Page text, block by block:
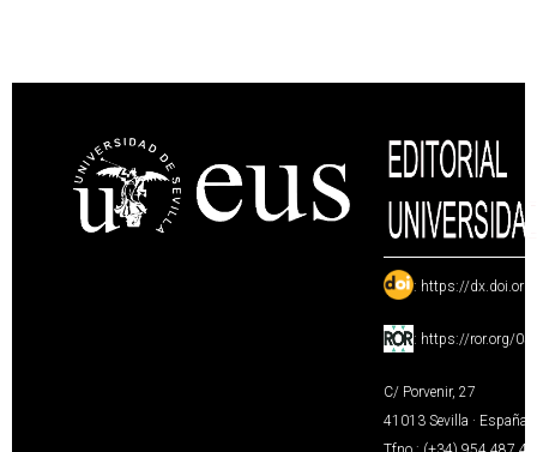
: https://
: https://ror.org/
C/ Porvenir, 27
41013 Sevilla · España